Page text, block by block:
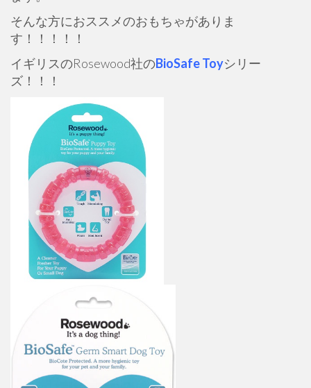
そんな方におススメのおもちゃがありま
す！！！！！
イギリスのRosewood社のBioSafe Toyシリー
ズ！！！